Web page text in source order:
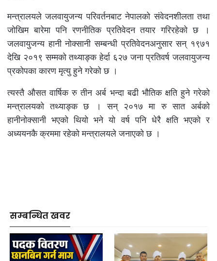
मन्त्रालयले जलवायुजन्य परिवर्तनबाट नेपालको संवेदनशीलता तथा
जोखिम बारेमा पनि रणनीतिक प्रतिवेदन तयार गरिरहेको छ ।
जलवायुजन्य हानी नोक्सानी सम्बन्धी प्रतिवेदनअनुसार सन् १९७१
देखि २०१९ सम्मको तथ्याङ्क हेर्दा ६२७ जना प्रतिवर्ष जलवायुजन्य
प्रकोपका कारण मृत्यु हुने गरेको छ ।
त्यस्तै औसत वार्षिक रु तीन अर्ब भन्दा बढी भौतिक क्षति हुने गरेको
मन्त्रालयको तथ्याङ्क छ । सन् २०१७ मा रु सात अर्बको
हानीनोक्सानी भएको थियो भने यो वर्ष पनि धेरै क्षति भएको र
अध्ययनकै क्रममा रहेको मन्त्रालयले जनाएको छ ।
सम्बन्धित खवर